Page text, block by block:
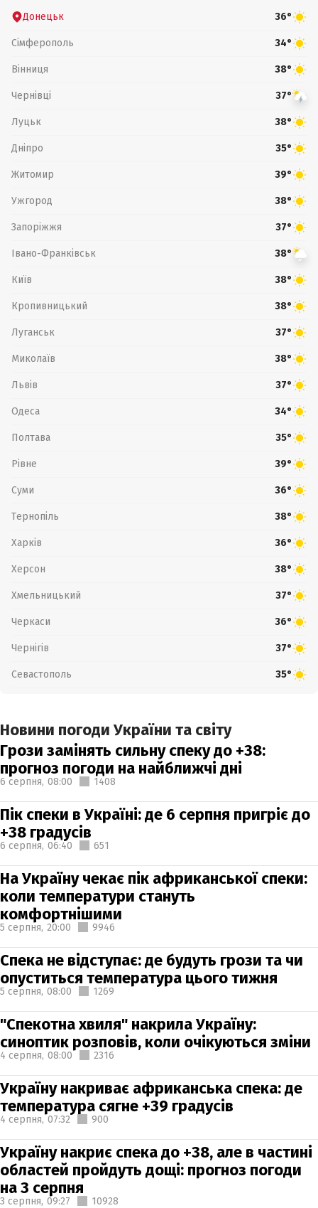
Донецьк 36°
Сімферополь 34°
Вінниця 38°
Чернівці 37°
Луцьк 38°
Дніпро 35°
Житомир 39°
Ужгород 38°
Запоріжжя 37°
Івано-Франківськ 38°
Київ 38°
Кропивницький 38°
Луганськ 37°
Миколаїв 38°
Львів 37°
Одеса 34°
Полтава 35°
Рівне 39°
Суми 36°
Тернопіль 38°
Харків 36°
Херсон 38°
Хмельницький 37°
Черкаси 36°
Чернігів 37°
Севастополь 35°
Новини погоди України та світу
Грози замінять сильну спеку до +38:
прогноз погоди на найближчі дні
6 серпня, 08:00 1408
Пік спеки в Україні: де 6 серпня пригріє до
+38 градусів
6 серпня, 06:40 651
На Україну чекає пік африканської спеки:
коли температури стануть
комфортнішими
5 серпня, 20:00 9946
Спека не відступає: де будуть грози та чи
опуститься температура цього тижня
5 серпня, 08:00 1269
"Спекотна хвиля" накрила Україну:
синоптик розповів, коли очікуються зміни
4 серпня, 08:00 2316
Україну накриває африканська спека: де
температура сягне +39 градусів
4 серпня, 07:32 900
Україну накриє спека до +38, але в частині
областей пройдуть дощі: прогноз погоди
на 3 серпня
3 серпня, 09:27 10928